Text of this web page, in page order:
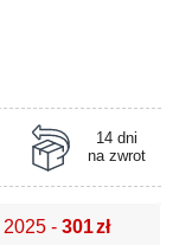
14 dni
na zwrot
2025 -301zł